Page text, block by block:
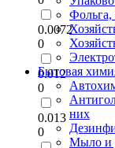
0.0072
0
0.012
0
0.013
0
Фольга,
Бытовая
них
Мыло и